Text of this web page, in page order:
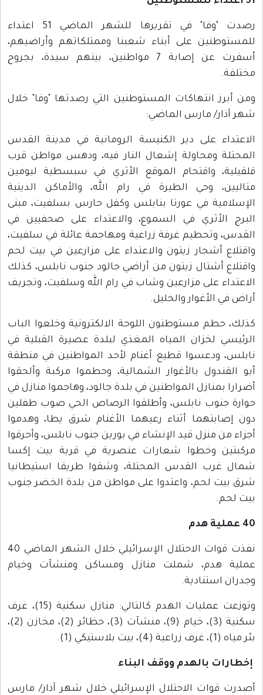
رصدت "وفا" في تقريرها للشهر الماضي 51 اعتداء
للمستوطنين على أبناء شعبنا وممتلكاتهم وأراضيهم،
أسفرت عن إصابة 7 مواطنين، بينهم سيدة، بجروح
مختلفة.
ومن أبرز انتهاكات المستوطنين التي رصدتها "وفا" خلال
شهر آذار/ مارس الماضي:
الاعتداء على دير الكنيسة الرومانية في مدينة القدس
المحتلة ومحاولة إشعال النار فيه، ودهس مواطن قرب
قلقيلية، واقتحام الموقع الأثري في سبسطية ليومين
متاليين، وحي الطيرة في رام الله، والأماكن الدينية
الإسلامية في عورتا بنابلس وكفل حارس بسلفيت، مبنى
البرج الأثري في السموع، والاعتداء على صحفيين في
القدس، وتحطيم غرفة زراعية ومهاجمة عائلة في سلفيت،
واقتلاع أشجار زيتون والاعتداء على مزارعين في بيت لحم
واقتلاع أشتال زيتون من أراضي جالود جنوب نابلس، كذلك
الاعتداء على مزارعين وشاب في رام الله وسلفيت، وتجريف
أراض في الأغوار والخليل.
كذلك، حطم مستوطنون اللوحة الالكترونية وخلعوا الباب
الرئيسي لخزان المياه المغذي لبلدة عصيرة القبلية في
نابلس، ودعسوا قطيع أغنام لأحد المواطنين في منطقة
أبو القندول بالأغوار الشمالية، وحطموا مركبة وألحقوا
أضرارا بمنازل المواطنين في بلدة جالود، وهاجموا منازل في
حوارة جنوب نابلس، وأطلقوا الرصاص الحي صوب طفلين
دون إصابتهما أثناء رعيهما الأغنام شرق يطا، وهدموا
أجزاء من منزل قيد الإنشاء في بورين جنوب نابلس، وأحرقوا
مركبتين وخطوا شعارات عنصرية في قرية بيت إكسا
شمال غرب القدس المحتلة، وشقوا طريقا استيطانيا
شرق بيت لحم، واعتدوا على مواطن من بلدة الخضر جنوب
بيت لحم.
40 عملية هدم
نفذت قوات الاحتلال الإسرائيلي خلال الشهر الماضي 40
عملية هدم، شملت منازل ومساكن ومنشآت وخيام
وجدران استنادية.
وتوزعت عمليات الهدم كالتالي: منازل سكنية (15)، غرف
سكنية (3)، خيام (9)، منشآت (3)، حظائر (2)، مخازن (2)،
بئر مياه (1)، غرف زراعية (4)، بيت بلاستيكي (1).
إخطارات بالهدم ووقف البناء
أصدرت قوات الاحتلال الإسرائيلي خلال شهر آذار/ مارس